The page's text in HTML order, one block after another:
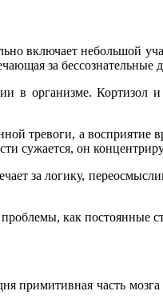
включает небольшой
за бессознательные
в организме.
тревоги, а восприятие
сужается, он
за логику,
как постоянные
часть